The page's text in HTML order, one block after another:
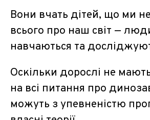
Вони вчать дітей, що ми
всього про наш світ —
навчаються та
Оскільки дорослі не
на всі питання про
можуть з упевненістю